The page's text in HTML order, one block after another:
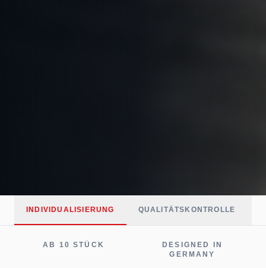
INDIVIDUALISIERUNG QUALITÄTSKONTROLLE
AB 10 STÜCK
DESIGNED IN
GERMANY